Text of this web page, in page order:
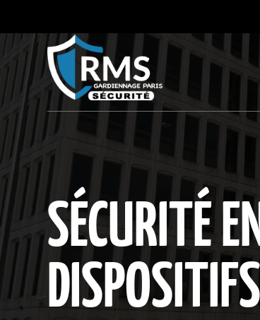
SÉCURITÉ